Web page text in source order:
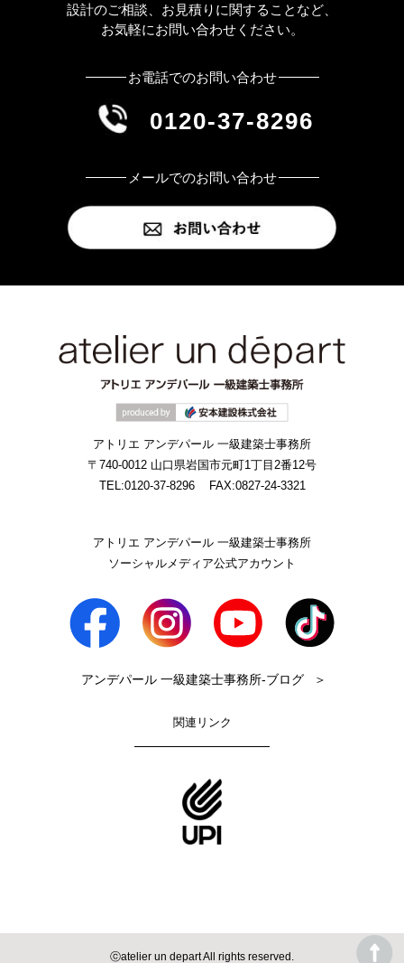
設計のご相談、お見積りに関することなど、
お気軽にお問い合わせください。
お電話でのお問い合わせ
0120-37-8296
メールでのお問い合わせ
アトリエ アンデパール 一級建築士事務所
〒740-0012 山口県岩国市元町1丁目2番12号
TEL:0120-37-8296
FAX:0827-24-3321
アトリエ アンデパール 一級建築士事務所
ソーシャルメディア公式アカウント
アンデパール 一級建築士事務所-ブログ ＞
関連リンク
ⓒatelier un depart All rights reserved.